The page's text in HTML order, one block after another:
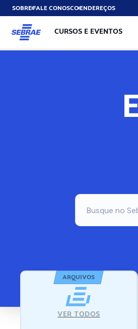
SOBREFALE CONOSCOENDEREÇOS
CURSOS E EVENTOS
ARQUIVOS
VER TODOS